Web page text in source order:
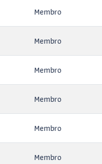
Membro
Membro
Membro
Membro
Membro
Membro